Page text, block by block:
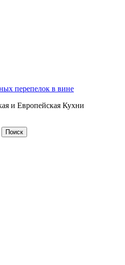
перепелок в вине
и Европейская Кухни